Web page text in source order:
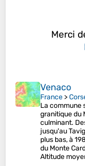
Merci
Venaco
France >
La commune
granitique du
culminant.
jusqu'au
plus bas, à
du Monte
Altitude